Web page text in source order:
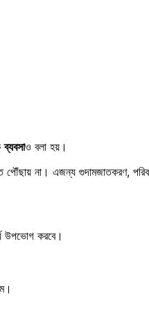
ব্যবসাও বলা হয়।
পৌঁছায় না। এজন্য গুদামজাতকরণ,
উপভোগ করবে।